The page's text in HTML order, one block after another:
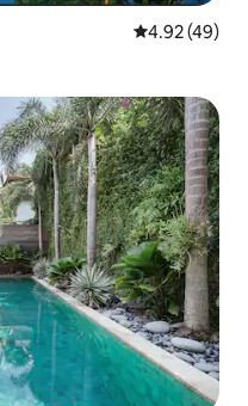
レビュー49
4.92 (49)